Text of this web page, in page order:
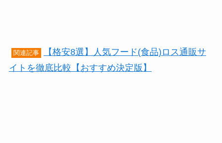
関連記事
【格安8選】人気フード(食品)ロス通販サ
イトを徹底比較【おすすめ決定版】